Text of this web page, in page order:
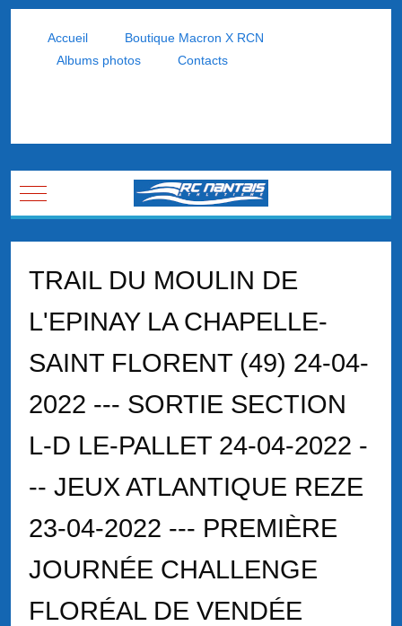
Accueil
Boutique Macron X RCN
Albums photos
Contacts
Mobile Menu Toggle
TRAIL DU MOULIN DE
L'EPINAY LA CHAPELLE-
SAINT FLORENT (49) 24-04-
2022 --- SORTIE SECTION
L-D LE-PALLET 24-04-2022 -
-- JEUX ATLANTIQUE REZE
23-04-2022 --- PREMIÈRE
JOURNÉE CHALLENGE
FLORÉAL DE VENDÉE